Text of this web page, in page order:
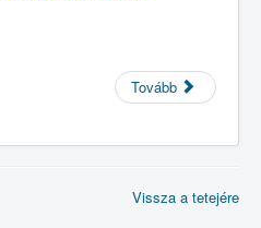
Tovább
Vissza a tetejére